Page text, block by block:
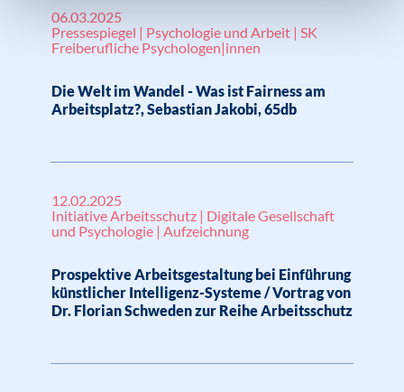
06.03.2025
Pressespiegel | Psychologie und Arbeit | SK
Freiberufliche Psychologen|innen
Die Welt im Wandel - Was ist Fairness am
Arbeitsplatz?, Sebastian Jakobi, 65db
12.02.2025
Initiative Arbeitsschutz | Digitale Gesellschaft
und Psychologie | Aufzeichnung
Prospektive Arbeitsgestaltung bei Einführung
künstlicher Intelligenz-Systeme / Vortrag von
Dr. Florian Schweden zur Reihe Arbeitsschutz